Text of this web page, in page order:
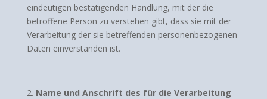
eindeutigen bestätigenden Handlung, mit der die
betroffene Person zu verstehen gibt, dass sie mit der
Verarbeitung der sie betreffenden personenbezogenen
Daten einverstanden ist.
Name und Anschrift des für die Verarbeitung